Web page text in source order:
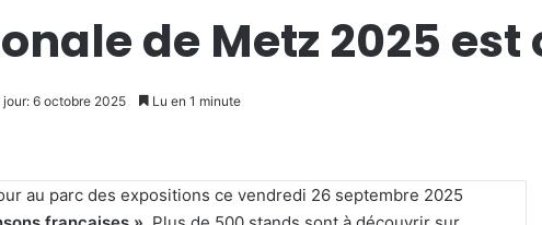
de Metz 2025
jour: 6 octobre 2025 Lu en 1 minute
au parc des expositions ce vendredi 26 septembre 2025